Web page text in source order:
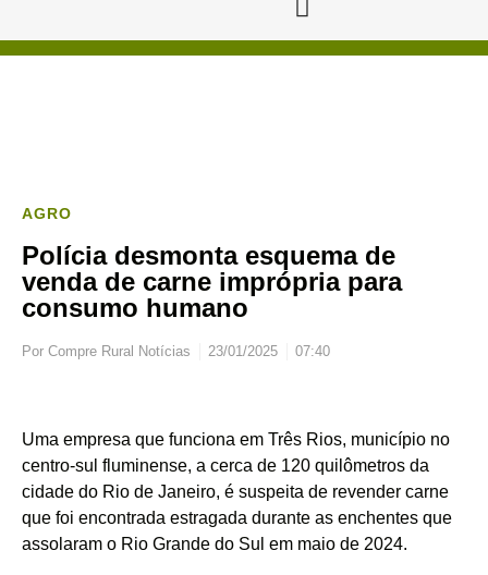
AGRO
Polícia desmonta esquema de
venda de carne imprópria para
consumo humano
Por Compre Rural Notícias 23/01/2025 07:40
Uma empresa que funciona em Três Rios, município no
centro-sul fluminense, a cerca de 120 quilômetros da
cidade do Rio de Janeiro, é suspeita de revender carne
que foi encontrada estragada durante as enchentes que
assolaram o Rio Grande do Sul em maio de 2024.